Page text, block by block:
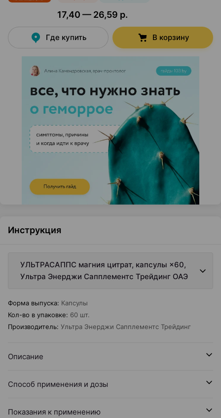
17,40 — 26,59 р.
Где купить В корзину
Инструкция
УЛЬТРАСАППС магния цитрат, капсулы ×60,
Ультра Энерджи Сапплементс Трейдинг ОАЭ
Форма выпуска: Капсулы
Кол-во в упаковке: 60 шт.
Производитель: Ультра Энерджи Сапплементс Трейдинг
Описание
Способ применения и дозы
Показания к применению